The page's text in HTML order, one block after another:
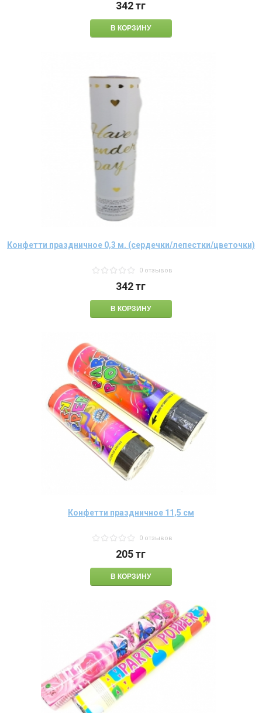
342тг
Конфетти праздничное 0,3 м. (сердечки/лепестки/цветочки)
0 отзывов
342тг
Конфетти праздничное 11,5 см
0 отзывов
205тг